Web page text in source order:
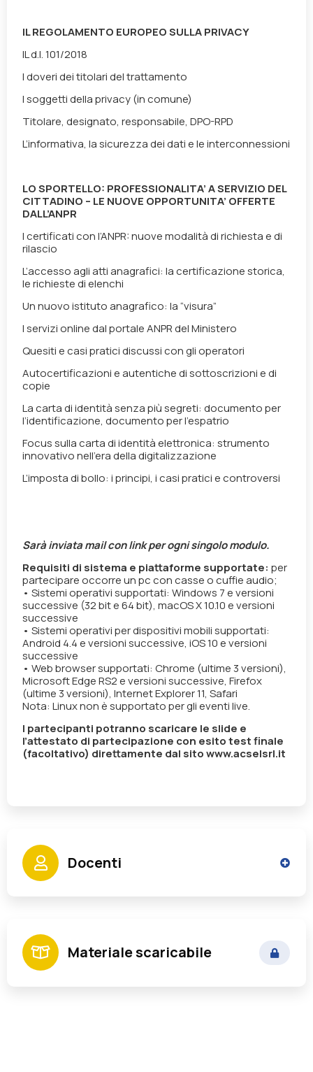
IL REGOLAMENTO EUROPEO SULLA PRIVACY
IL d.l. 101/2018
I doveri dei titolari del trattamento
I soggetti della privacy (in comune)
Titolare, designato, responsabile, DPO-RPD
L’informativa, la sicurezza dei dati e le interconnessioni
LO SPORTELLO: PROFESSIONALITA’ A SERVIZIO DEL
CITTADINO – LE NUOVE OPPORTUNITA’ OFFERTE
DALL’ANPR
I certificati con l’ANPR: nuove modalità di richiesta e di
rilascio
L’accesso agli atti anagrafici: la certificazione storica,
le richieste di elenchi
Un nuovo istituto anagrafico: la “visura”
I servizi online dal portale ANPR del Ministero
Quesiti e casi pratici discussi con gli operatori
Autocertificazioni e autentiche di sottoscrizioni e di
copie
La carta di identità senza più segreti: documento per
l’identificazione, documento per l’espatrio
Focus sulla carta di identità elettronica: strumento
innovativo nell’era della digitalizzazione
L’imposta di bollo: i principi, i casi pratici e controversi
Sarà inviata mail con link per ogni singolo modulo.
Requisiti di sistema e piattaforme supportate: per
partecipare occorre un pc con casse o cuffie audio;
• Sistemi operativi supportati: Windows 7 e versioni
successive (32 bit e 64 bit), macOS X 10.10 e versioni
successive
• Sistemi operativi per dispositivi mobili supportati:
Android 4.4 e versioni successive, iOS 10 e versioni
successive
• Web browser supportati: Chrome (ultime 3 versioni),
Microsoft Edge RS2 e versioni successive, Firefox
(ultime 3 versioni), Internet Explorer 11, Safari
Nota: Linux non è supportato per gli eventi live.
I partecipanti potranno scaricare le slide e
l’attestato di partecipazione con esito test finale
(facoltativo) direttamente dal sito www.acselsrl.it
Docenti
Responsabile dei Servizi Demografici di
Materiale scaricabile